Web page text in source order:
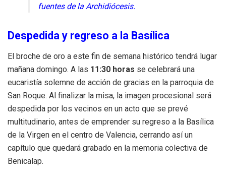
fuentes de la Archidiócesis.
Despedida y regreso a la Basílica
El broche de oro a este fin de semana histórico tendrá lugar
mañana domingo. A las 11:30 horas se celebrará una
eucaristía solemne de acción de gracias en la parroquia de
San Roque. Al finalizar la misa, la imagen procesional será
despedida por los vecinos en un acto que se prevé
multitudinario, antes de emprender su regreso a la Basílica
de la Virgen en el centro de Valencia, cerrando así un
capítulo que quedará grabado en la memoria colectiva de
Benicalap.